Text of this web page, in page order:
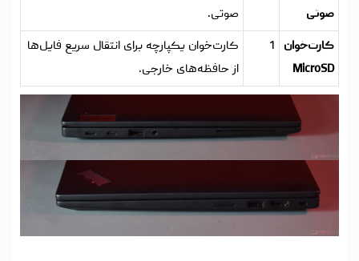
صوتی
صوتی.
کارت‌خوان
MicroSD
1
کارت‌خوان یکپارچه برای انتقال سریع فایل‌ها
از حافظه‌های خارجی.